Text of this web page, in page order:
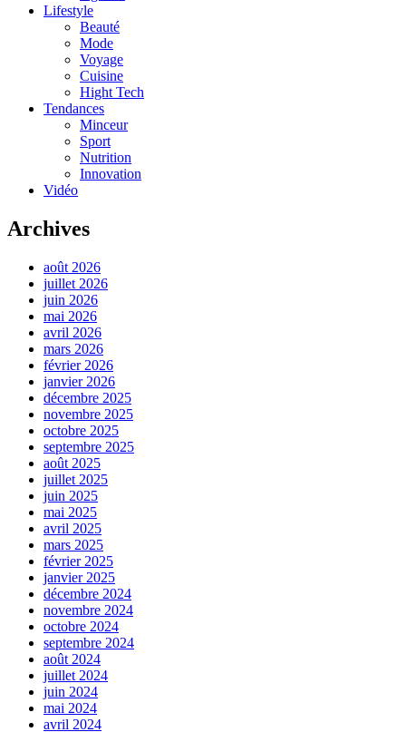
Lifestyle
Beauté
Mode
Voyage
Cuisine
Hight Tech
Tendances
Minceur
Sport
Nutrition
Innovation
Vidéo
Archives
août 2026
juillet 2026
juin 2026
mai 2026
avril 2026
mars 2026
février 2026
janvier 2026
décembre 2025
novembre 2025
octobre 2025
septembre 2025
août 2025
juillet 2025
juin 2025
mai 2025
avril 2025
mars 2025
février 2025
janvier 2025
décembre 2024
novembre 2024
octobre 2024
septembre 2024
août 2024
juillet 2024
juin 2024
mai 2024
avril 2024